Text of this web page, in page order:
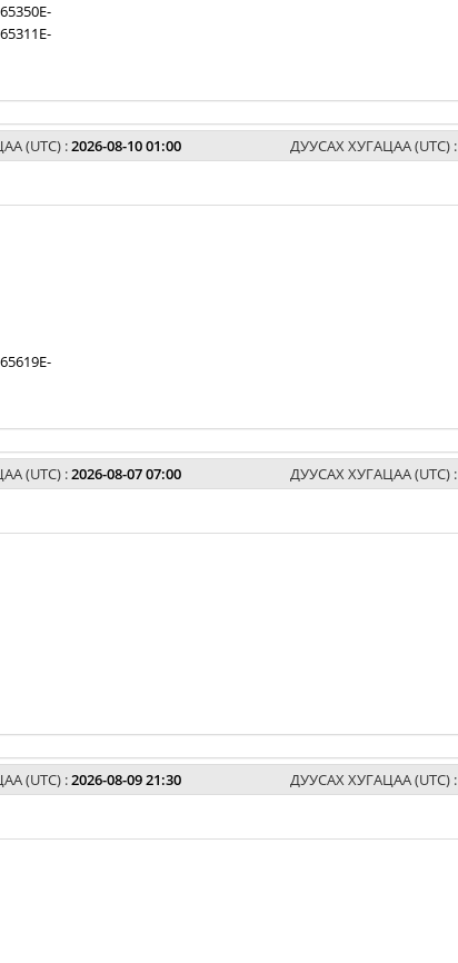
(UTC) :2026-08-10 01:00 ДУУСАХ ХУГАЦАА (UTC) :
(UTC) :2026-08-07 07:00 ДУУСАХ ХУГАЦАА (UTC) :
(UTC) :2026-08-09 21:30 ДУУСАХ ХУГАЦАА (UTC) :